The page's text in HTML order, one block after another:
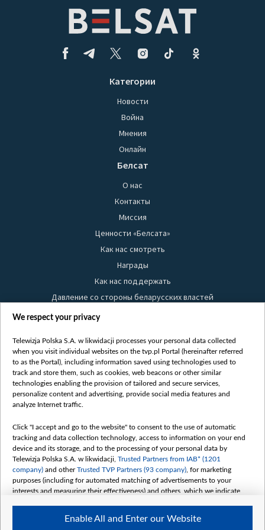
Категории
Новости
Война
Мнения
Онлайн
Белсат
О нас
Контакты
Миссия
Ценности «Белсата»
Как нас смотреть
Награды
Как нас поддержать
Давление со стороны беларусских властей
Правила использования материалов
Безопасность
Youtube
Белсат news
Белсат Life
Belsat English
Biełsat PL
Белсат Now
Белсат Shorts
Белсат History
Белсат Music
Белсат Doc
We respect your privacy
Telewizja Polska S.A. w likwidacji processes your personal data collected
when you visit individual websites on the tvp.pl Portal (hereinafter referred
to as the Portal), including information saved using technologies used to
track and store them, such as cookies, web beacons or other similar
technologies enabling the provision of tailored and secure services,
personalize content and advertising, provide social media features and
analyze Internet traffic.
Click "I accept and go to the website" to consent to the use of automatic
tracking and data collection technology, access to information on your end
device and its storage, and to the processing of your personal data by
Telewizja Polska S.A. w likwidacji, Trusted Partners from IAB* (1201
company) and otherTrusted TVP Partners (93 company) , for marketing
purposes (including for automated matching of advertisements to your
interests and measuring their effectiveness) and others, which we indicate
The purposes of processing your data by TVP S.A. w likwidacji are as
Enable All and Enter our Website